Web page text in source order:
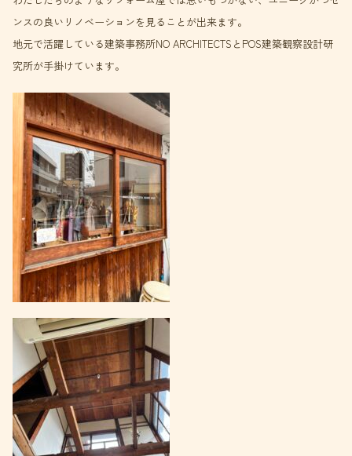
ンスの良いリノベーションを見ることが出来ます。
地元で活躍している建築事務所NO ARCHITECTSとPOS建築観察設計研
究所が手掛けています。